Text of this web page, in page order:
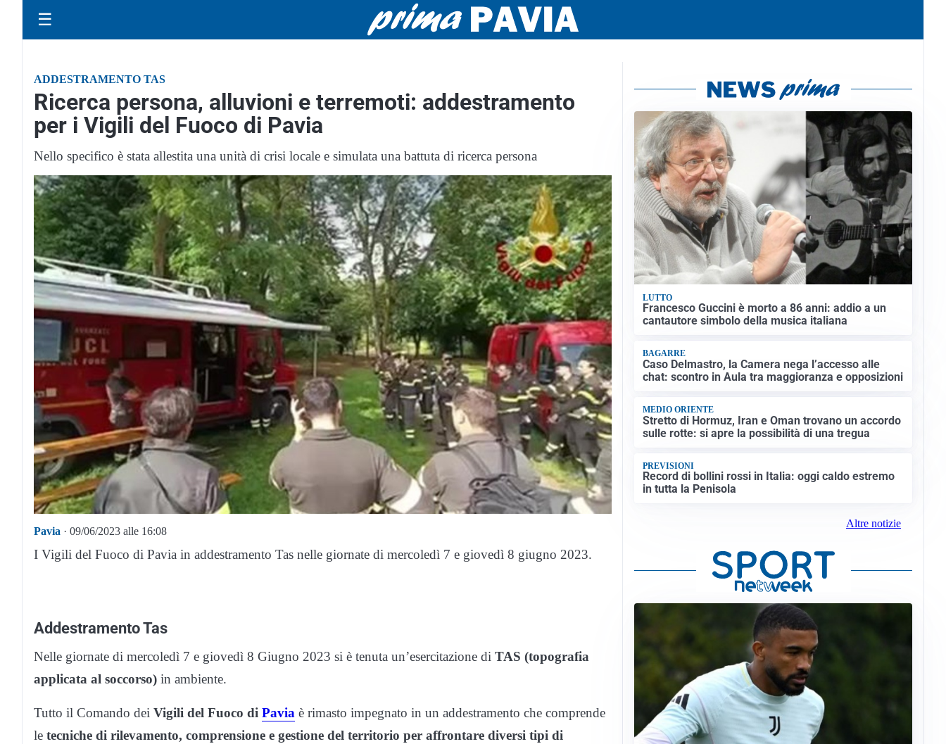
☰
ADDESTRAMENTO TAS
Ricerca persona, alluvioni e terremoti: addestramento
per i Vigili del Fuoco di Pavia
Nello specifico è stata allestita una unità di crisi locale e simulata una battuta di ricerca persona
Pavia · 09/06/2023 alle 16:08
I Vigili del Fuoco di Pavia in addestramento Tas nelle giornate di mercoledì 7 e giovedì 8 giugno 2023.
Addestramento Tas
Nelle giornate di mercoledì 7 e giovedì 8 Giugno 2023 si è tenuta un’esercitazione di TAS (topografia
applicata al soccorso) in ambiente.
Tutto il Comando dei Vigili del Fuoco di Pavia è rimasto impegnato in un addestramento che comprende
le tecniche di rilevamento, comprensione e gestione del territorio per affrontare diversi tipi di
LUTTO
Francesco Guccini è morto a 86 anni: addio a un
cantautore simbolo della musica italiana
BAGARRE
Caso Delmastro, la Camera nega l’accesso alle
chat: scontro in Aula tra maggioranza e opposizioni
MEDIO ORIENTE
Stretto di Hormuz, Iran e Oman trovano un accordo
sulle rotte: si apre la possibilità di una tregua
PREVISIONI
Record di bollini rossi in Italia: oggi caldo estremo
in tutta la Penisola
Altre notizie